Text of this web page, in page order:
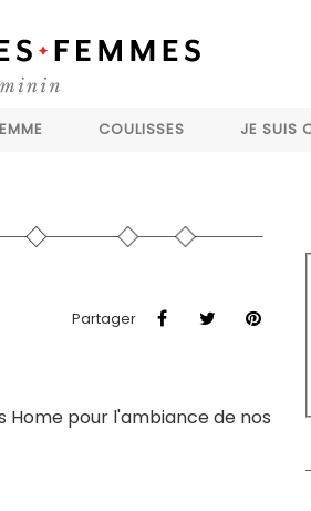
COULISSES JE SUIS
Partager
Home pour l'ambiance de nos